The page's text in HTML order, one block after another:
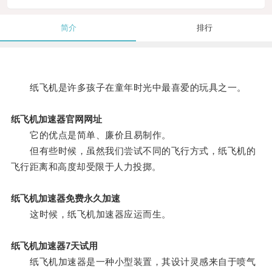
简介 排行
纸飞机是许多孩子在童年时光中最喜爱的玩具之一。
纸飞机加速器官网网址
它的优点是简单、廉价且易制作。
但有些时候，虽然我们尝试不同的飞行方式，纸飞机的
飞行距离和高度却受限于人力投掷。
纸飞机加速器免费永久加速
这时候，纸飞机加速器应运而生。
纸飞机加速器7天试用
纸飞机加速器是一种小型装置，其设计灵感来自于喷气